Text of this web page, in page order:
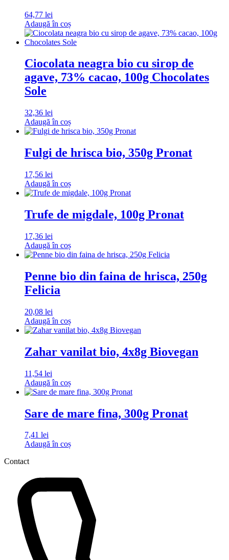
64,77 lei
Adaugă în coș
Ciocolata neagra bio cu sirop de
agave, 73% cacao, 100g Chocolates
Sole
32,36 lei
Adaugă în coș
Fulgi de hrisca bio, 350g Pronat
17,56 lei
Adaugă în coș
Trufe de migdale, 100g Pronat
17,36 lei
Adaugă în coș
Penne bio din faina de hrisca, 250g
Felicia
20,08 lei
Adaugă în coș
Zahar vanilat bio, 4x8g Biovegan
11,54 lei
Adaugă în coș
Sare de mare fina, 300g Pronat
7,41 lei
Adaugă în coș
Contact